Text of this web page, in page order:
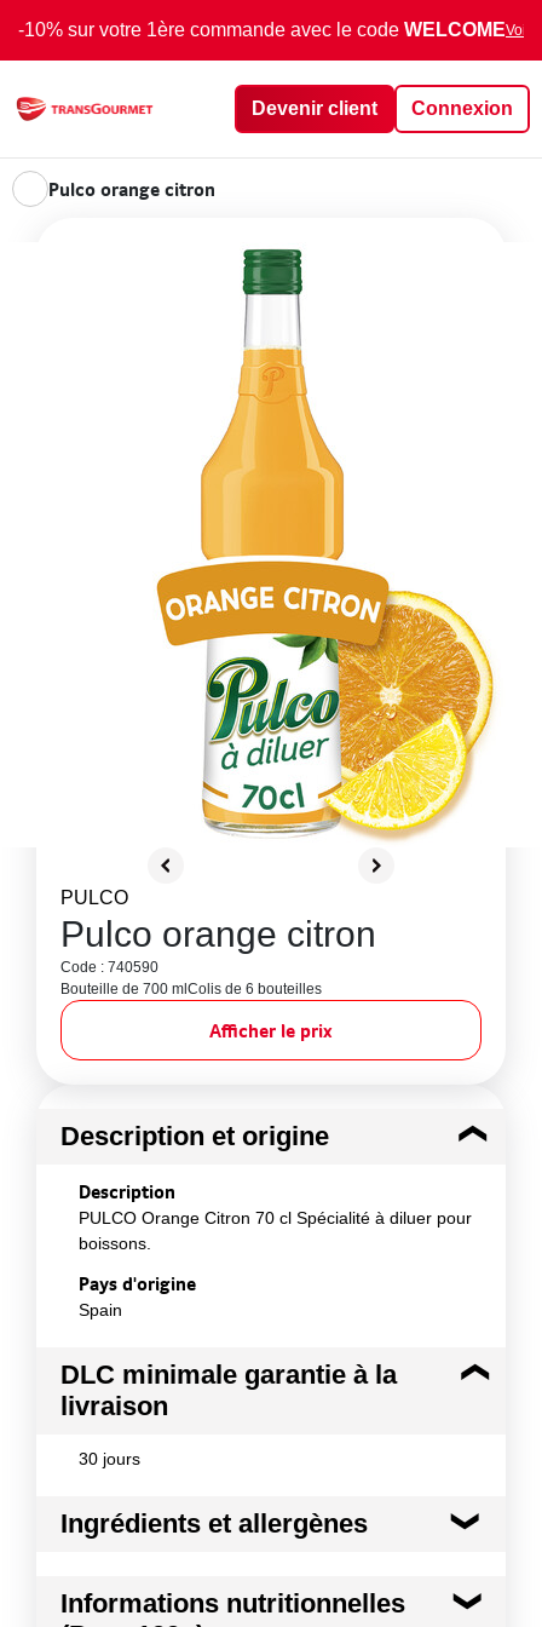
-10% sur votre 1ère commande avec le code WELCOMEVoir
Devenir client Connexion
Pulco orange citron
PULCO
Pulco orange citron
Code : 740590
Bouteille de 700 ml Colis de 6 bouteilles
Afficher le prix
Description et origine
Description
PULCO Orange Citron 70 cl Spécialité à diluer pour
boissons.
Pays d'origine
Spain
DLC minimale garantie à la
livraison
30 jours
Ingrédients et allergènes
Ingrédients : jus de fruits à base de concentrés 46%
Informations nutritionnelles